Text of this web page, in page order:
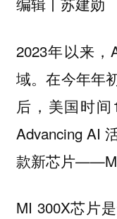
2023年以来
域。在今年年
后，美国时
Advancing AI
款新芯片——MI
MI 300X芯片